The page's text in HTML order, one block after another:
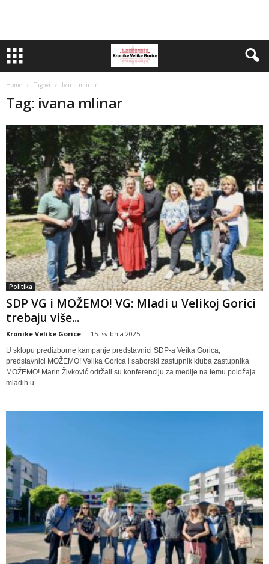
Home Tagovi Ivana mlinar
Tag: ivana mlinar
Politika
SDP VG i MOŽEMO! VG: Mladi u Velikoj Gorici
trebaju više...
Kronike Velike Gorice - 15. svibnja 2025
U sklopu predizborne kampanje predstavnici SDP-a Veika Gorica,
predstavnici MOŽEMO! Velika Gorica i saborski zastupnik kluba zastupnika
MOŽEMO! Marin Živković održali su konferenciju za medije na temu položaja
mladih u...